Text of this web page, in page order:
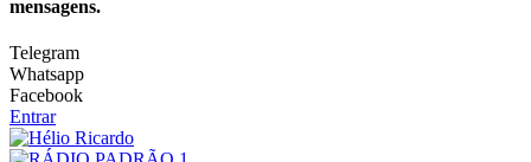
mensagens.
Telegram
Whatsapp
Facebook
Entrar